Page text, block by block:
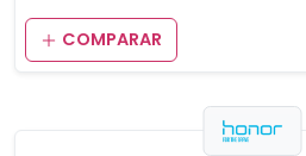
COMPARAR